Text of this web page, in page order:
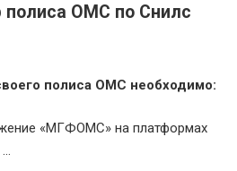
полиса ОМС по Снилс
полиса ОМС необходимо:
«МГФОМС» на платформах
…